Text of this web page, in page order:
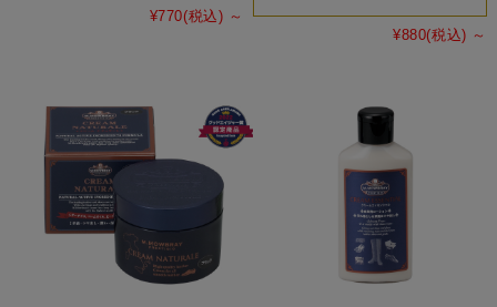
¥770(税込) ～
¥880(税込) ～